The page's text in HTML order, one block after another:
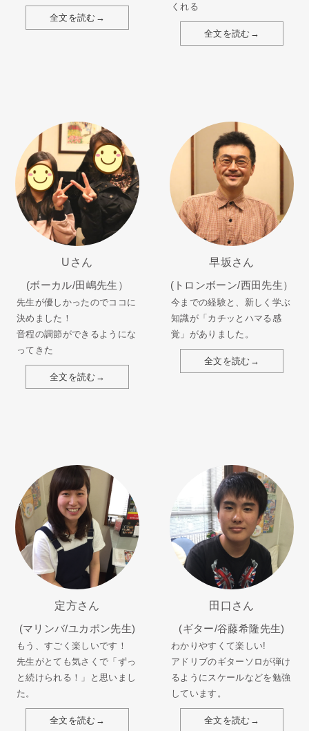
全文を読む→
くれる
全文を読む→
Uさん
(ボーカル/田嶋先生）
先生が優しかったのでココに
決めました！
音程の調節ができるようにな
ってきた
全文を読む→
早坂さん
(トロンボーン/西田先生）
今までの経験と、新しく学ぶ
知識が「カチッとハマる感
覚」がありました。
全文を読む→
定方さん
(マリンバ/ユカポン先生)
もう、すごく楽しいです！
先生がとても気さくで「ずっ
と続けられる！」と思いまし
た。
全文を読む→
田口さん
(ギター/谷藤希隆先生)
わかりやすくて楽しい!
アドリブのギターソロが弾け
るようにスケールなどを勉強
しています。
全文を読む→